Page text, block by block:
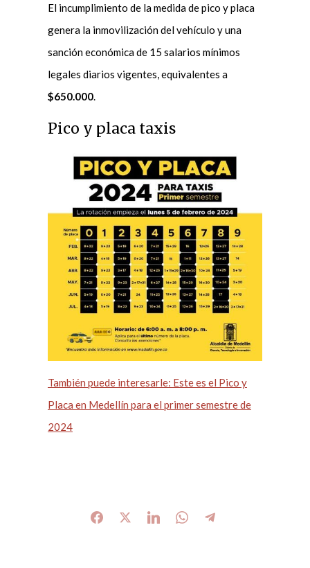
El incumplimiento de la medida de pico y placa
genera la inmovilización del vehículo y una
sanción económica de 15 salarios mínimos
legales diarios vigentes, equivalentes a
$650.000.
Pico y placa taxis
También puede interesarle: Este es el Pico y
Placa en Medellín para el primer semestre de
2024